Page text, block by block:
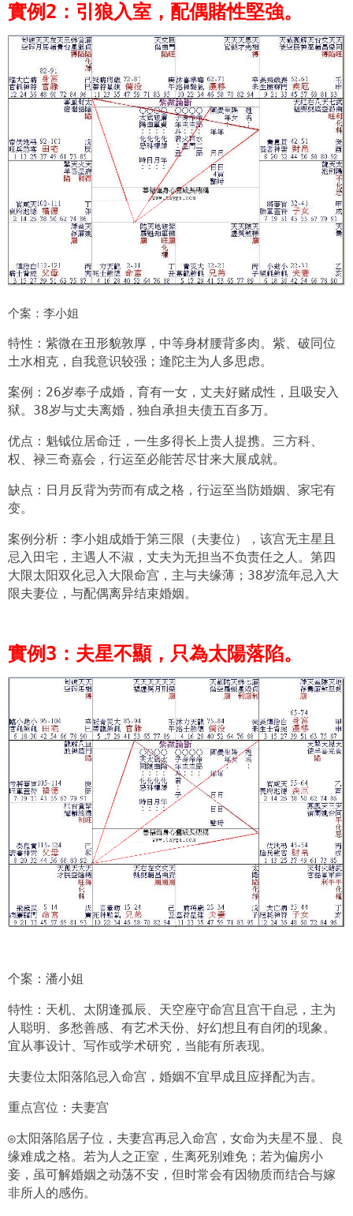
實例2：引狼入室，配偶賭性堅強。
个案：李小姐
特性：紫微在丑形貌敦厚，中等身材腰背多肉。紫、破同位
土水相克，自我意识较强；逢陀主为人多思虑。
案例：26岁奉子成婚，育有一女，丈夫好赌成性，且吸安入
狱。38岁与丈夫离婚，独自承担夫债五百多万。
优点：魁钺位居命迁，一生多得长上贵人提携。三方科、
权、禄三奇嘉会，行运至必能苦尽甘来大展成就。
缺点：日月反背为劳而有成之格，行运至当防婚姻、家宅有
变。
案例分析：李小姐成婚于第三限（夫妻位），该宫无主星且
忌入田宅，主遇人不淑，丈夫为无担当不负责任之人。第四
大限太阳双化忌入大限命宫，主与夫缘薄；38岁流年忌入大
限夫妻位，与配偶离异结束婚姻。
實例3：夫星不顯，只為太陽落陷。
个案：潘小姐
特性：天机、太阴逢孤辰、天空座守命宫且宫干自忌，主为
人聪明、多愁善感、有艺术天份、好幻想且有自闭的现象。
宜从事设计、写作或学术研究，当能有所表现。
夫妻位太阳落陷忌入命宫，婚姻不宜早成且应择配为吉。
重点宫位：夫妻宫
◎太阳落陷居子位，夫妻宫再忌入命宫，女命为夫星不显、良
缘难成之格。若为人之正室，生离死别难免；若为偏房小
妾，虽可解婚姻之动荡不安，但时常会有因物质而结合与嫁
非所人的感伤。